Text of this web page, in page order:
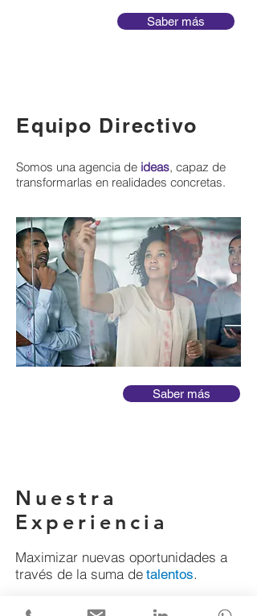
Saber más
Equipo Directivo
Somos una agencia de ideas, capaz de
transformarlas en realidades concretas.
Saber más
Nuestra
Experiencia
Maximizar nuevas oportunidades a
través de la suma de talentos.